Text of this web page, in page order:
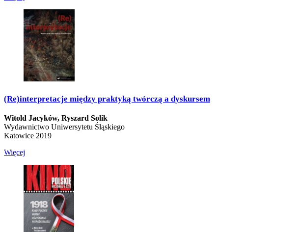
(Re)interpretacje między praktyką twórczą a dyskursem
Witold Jacyków, Ryszard Solik
Wydawnictwo Uniwersytetu Śląskiego
Katowice 2019
Więcej